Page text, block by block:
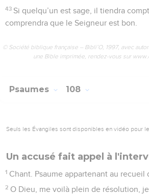
43 Si quelqu’un est sage, il tiendra
comprendra que le Seigneur est bon.
© Société biblique française – Bibli’O, 1997, avec
une Bible imprimée, rendez-vous sur
Psaumes 108
Seuls les Évangiles sont disponibles en vidéo pour le
Un accusé fait appel à
1 Chant. Psaume appartenant au recueil
2 O Dieu, me voilà plein de résolution,